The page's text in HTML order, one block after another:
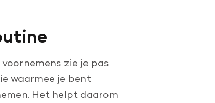
zie je pas
waarmee je bent
Het helpt daarom